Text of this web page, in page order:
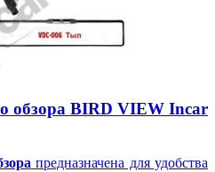
обзора BIRD VIEW Incar
предназначена для удобства